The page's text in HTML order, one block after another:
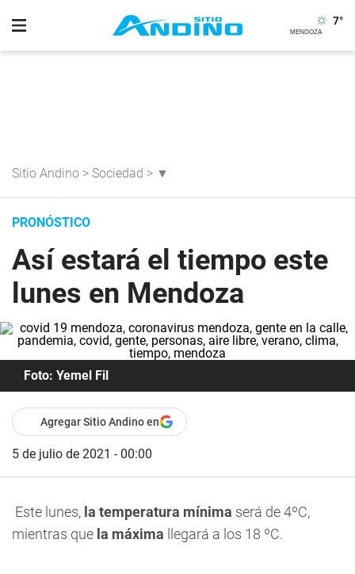
7°
Sitio Andino > Sociedad > ▼
PRONÓSTICO
Así estará el tiempo este
lunes en Mendoza
Foto: Yemel Fil
Agregar Sitio Andino en
5 de julio de 2021 - 00:00
Este lunes, la temperatura mínima será de 4ºC,
mientras que la máxima llegará a los 18 ºC.